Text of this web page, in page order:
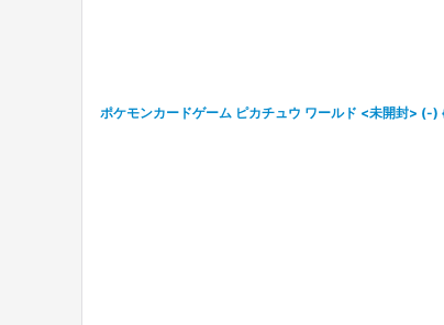
ポケモンカードゲーム ピカチュウ ワールド <未開封>